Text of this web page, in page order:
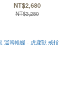
NT$2,680
NT$3,280